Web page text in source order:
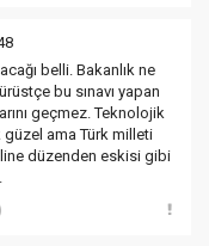
belli. Bakanlık ne
bu sınavı yapan
geçmez. Teknolojik
ama Türk milleti
düzenden eskisi gibi